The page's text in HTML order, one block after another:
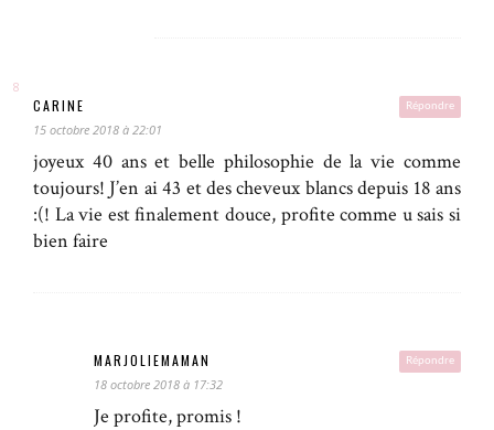
Répondre
CARINE
15 octobre 2018 à 22:01
joyeux 40 ans et belle philosophie de la vie comme
toujours! J’en ai 43 et des cheveux blancs depuis 18 ans
:(! La vie est finalement douce, profite comme u sais si
bien faire
Répondre
MARJOLIEMAMAN
18 octobre 2018 à 17:32
Je profite, promis !